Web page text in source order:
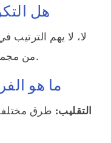
هل
لا، لا يهم الترتيب
من مجموعة كبيرة من الكائنات دون تكرار.
ما هو
التقليب: طرق